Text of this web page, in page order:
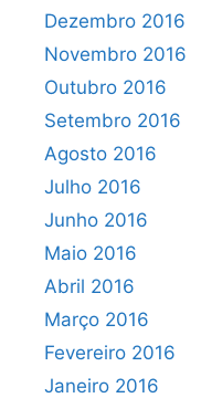
Dezembro 2016
Novembro 2016
Outubro 2016
Setembro 2016
Agosto 2016
Julho 2016
Junho 2016
Maio 2016
Abril 2016
Março 2016
Fevereiro 2016
Janeiro 2016